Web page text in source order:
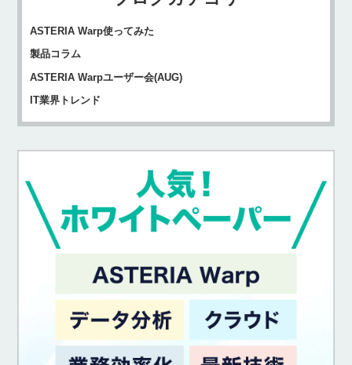
ASTERIA Warp使ってみた
製品コラム
ASTERIA Warpユーザー会(AUG)
IT業界トレンド